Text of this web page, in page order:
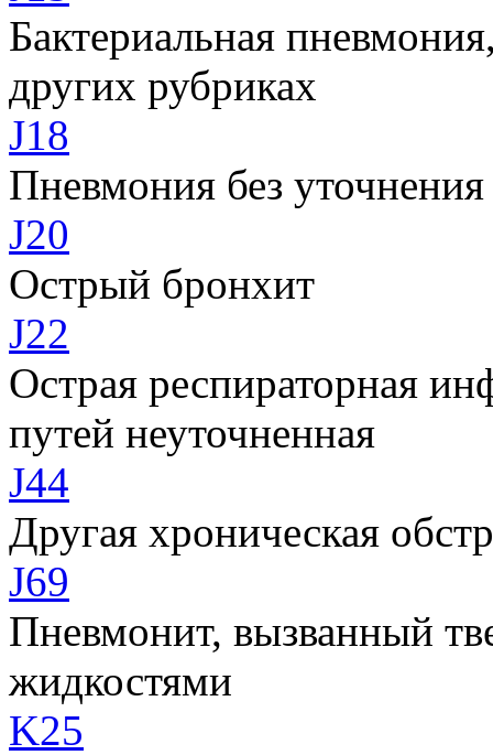
Бактериальная
других рубриках
J18
Пневмония без уточнения
J20
Острый бронхит
J22
Острая респираторная
путей неуточненная
J44
Другая хроническая
J69
Пневмонит, вызванный
жидкостями
K25